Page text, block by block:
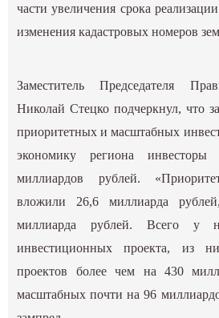
части увеличения срока
изменения кадастровых номеров
Заместитель Председателя
Николай Стецко подчеркнул, что
приоритетных и масштабных
экономику региона
миллиардов рублей.
вложили 26,6 миллиарда
миллиарда рублей. Всего у
инвестиционных проекта, из
проектов более чем на 430
масштабных почти на 96